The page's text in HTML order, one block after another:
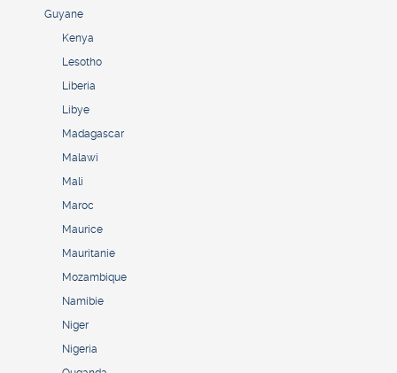
Guyane
Kenya
Lesotho
Liberia
Libye
Madagascar
Malawi
Mali
Maroc
Maurice
Mauritanie
Mozambique
Namibie
Niger
Nigeria